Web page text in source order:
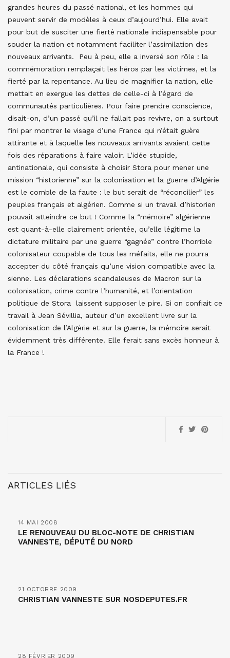
grandes heures du passé national, et les hommes qui
peuvent servir de modèles à ceux d’aujourd’hui. Elle avait
pour but de susciter une fierté nationale indispensable pour
souder la nation et notamment faciliter l’assimilation des
nouveaux arrivants. Peu à peu, elle a inversé son rôle : la
commémoration remplaçait les héros par les victimes, et la
fierté par la repentance. Au lieu de magnifier la nation, elle
mettait en exergue les dettes de celle-ci à l’égard de
communautés particulières. Pour faire prendre conscience,
disait-on, d’un passé qu’il ne fallait pas revivre, on a surtout
fini par montrer le visage d’une France qui n’était guère
attirante et à laquelle les nouveaux arrivants avaient cette
fois des réparations à faire valoir. L’idée stupide,
antinationale, qui consiste à choisir Stora pour mener une
mission “historienne” sur la colonisation et la guerre d’Algérie
est le comble de la faute : le but serait de “réconcilier” les
peuples français et algérien. Comme si un travail d’historien
pouvait atteindre ce but ! Comme la “mémoire” algérienne
est quant-à-elle clairement orientée, qu’elle légitime la
dictature militaire par une guerre “gagnée” contre l’horrible
colonisateur coupable de tous les méfaits, elle ne pourra
accepter du côté français qu’une vision compatible avec la
sienne. Les déclarations scandaleuses de Macron sur la
colonisation, crime contre l’humanité, et l’orientation
politique de Stora laissent supposer le pire. Si on confiait ce
travail à Jean Sévillia, auteur d’un excellent livre sur la
colonisation de l’Algérie et sur la guerre, la mémoire serait
évidemment très différente. Elle ferait sans excès honneur à
la France !
ARTICLES LIÉS
14 MAI 2008
LE RENOUVEAU DU BLOC-NOTE DE CHRISTIAN
VANNESTE, DÉPUTÉ DU NORD
21 OCTOBRE 2009
CHRISTIAN VANNESTE SUR NOSDEPUTES.FR
28 FÉVRIER 2009